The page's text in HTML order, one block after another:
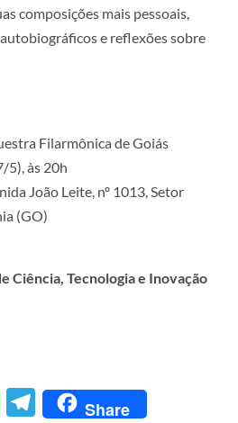
composições mais pessoais,
e reflexões sobre
Filarmônica de Goiás
5), às 20h
João Leite, nº 1013, Setor
(GO)
Ciência, Tecnologia e Inovação
WhatsApp
Telegram
Share